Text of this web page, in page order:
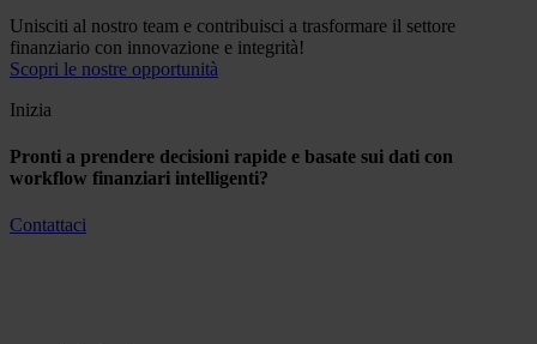
Unisciti al nostro team e contribuisci a trasformare il settore
finanziario con innovazione e integrità!
Scopri le nostre opportunità
Inizia
Pronti a prendere decisioni rapide e basate sui dati con
workflow finanziari intelligenti?
Contattaci